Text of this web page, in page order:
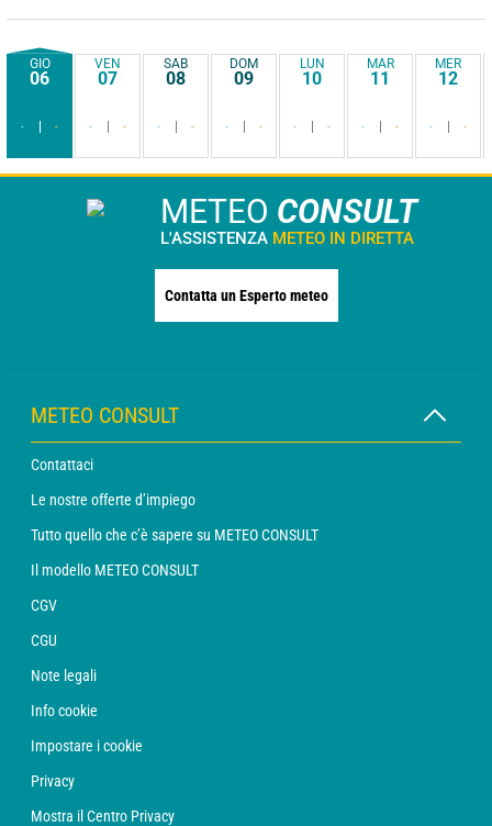
GIO
06
- -
VEN
07
- -
SAB
08
- -
DOM
09
- -
LUN
10
- -
MAR
11
- -
MER
12
- -
METEO CONSULT
L'ASSISTENZA METEO IN DIRETTA
Contatta un Esperto meteo
METEO CONSULT
Contattaci
Le nostre offerte d’impiego
Tutto quello che c’è sapere su METEO CONSULT
Il modello METEO CONSULT
CGV
CGU
Note legali
Info cookie
Impostare i cookie
Privacy
Mostra il Centro Privacy